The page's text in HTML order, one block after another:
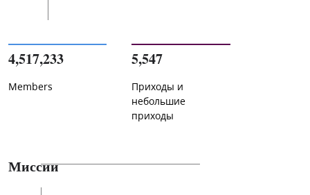
4,517,233
Members
5,547
Приходы и
небольшие
приходы
Миссии